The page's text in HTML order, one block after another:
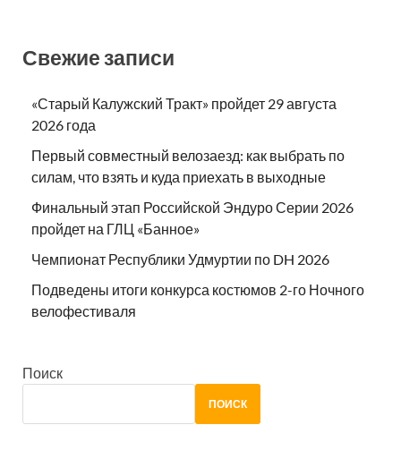
Свежие записи
«Старый Калужский Тракт» пройдет 29 августа
2026 года
Первый совместный велозаезд: как выбрать по
силам, что взять и куда приехать в выходные
Финальный этап Российской Эндуро Серии 2026
пройдет на ГЛЦ «Банное»
Чемпионат Республики Удмуртии по DH 2026
Подведены итоги конкурса костюмов 2-го Ночного
велофестиваля
Поиск
ПОИСК